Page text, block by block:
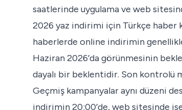
saatlerinde uygulama ve web
2026 yaz indirimi için Türkçe haber
haberlerde online indirimin
Haziran 2026’da görünmesinin
dayalı bir beklentidir. Son kontrolü
Geçmiş kampanyalar aynı düzeni
indirimin 20:00’de, web sitesinde